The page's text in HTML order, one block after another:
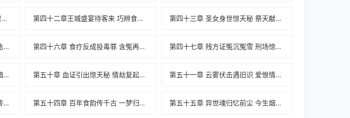
第四十一章 险途截杀护真情，百里断魂入狼窝 第四十二章王城盛宴待客来 巧辨食材显真章 第四十三章 圣女身世惊天秘 祭天献祭死局临
第四十五章 血脉耗损身危殆 宫廷急诏疗苛疾 第四十六章 食疗反成投毒罪 含冤再入生死局 第四十七章 残方证冤沉冤雪 刑场惊变救红颜
第四十九章 食府再遇蹊跷事 古方暗藏隐秘情 第五十章 血证引出惊天秘 情劫复起乱世痕 第五十一章 云雾伏击遇旧识 爱恨情仇起波澜
第五十三章 大婚滿城烟火色 食神传世岁悠长 第五十四章 百年食韵传千古 一梦归尘烟火长 第五十五章 异世魂归忆前尘 今生烟火永留芳